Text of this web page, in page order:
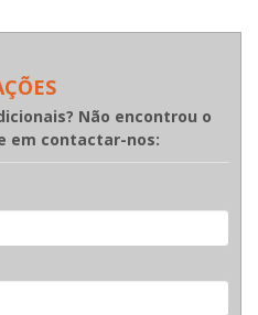
Não encontrou o
em contactar-nos: